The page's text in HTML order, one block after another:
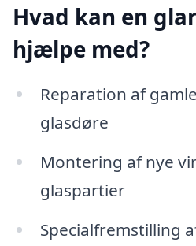
Hvad kan en
hjælpe med?
Reparation af
glasdøre
Montering af nye
glaspartier
Specialfremstilling